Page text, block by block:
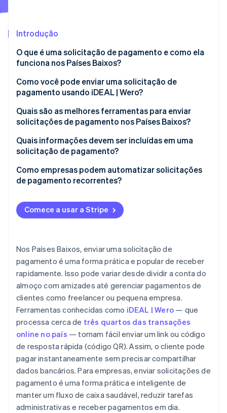
Veja como a Stripe está construindo a infraestrutura
Assista agora
Stripe App Marketplace
Introdução
O que é uma solicitação de pagamento e como ela
funciona nos Países Baixos?
Como funciona uma solicitação de pagamento?
Por que as solicitações de pagamento são
vantajosas?
Como você pode enviar uma solicitação de
pagamento usando iDEAL | Wero?
Escolha a ferramenta adequada
Criar a solicitação de pagamento
Compartilhe o link de pagamento
Pague com iDEAL | Wero
Acompanhe e confirme os pagamentos
Por que usar iDEAL | Wero para solicitações de
pagamento empresariais?
Quais são as melhores ferramentas para enviar
solicitações de pagamento nos Países Baixos?
Aplicativos bancários
Stripe Payment Links
Códigos QR para pagamentos presenciais
Quais informações devem ser incluídas em uma
solicitação de pagamento?
Valor devido
Descrição do pagamento
Data de vencimento
Seus dados comerciais
Como empresas podem automatizar solicitações
de pagamento recorrentes?
Envie faturas automatizadas com links de
pagamento incorporados
Por que automatizar solicitações de pagamento é
importante
Comece a usar a Stripe
Nos Países Baixos, enviar uma solicitação de
pagamento é uma forma prática e popular de receber
rapidamente. Isso pode variar desde dividir a conta do
almoço com amizades até gerenciar pagamentos de
clientes como freelancer ou pequena empresa.
Ferramentas conhecidas como iDEAL | Wero — que
processa cerca de três quartos das transações
online no país — tornam fácil enviar um link ou código
de resposta rápida (código QR). Assim, o cliente pode
pagar instantaneamente sem precisar compartilhar
dados bancários. Para empresas, enviar solicitações de
pagamento é uma forma prática e inteligente de
manter um fluxo de caixa saudável, reduzir tarefas
administrativas e receber pagamentos em dia.